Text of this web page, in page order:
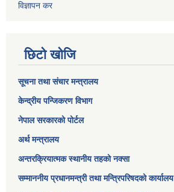
विज्ञापन कर
छिटो खोजि
सूचना तथा संचार मन्त्रालय
केन्द्रीय पन्जिकरण विभाग
नेपाल सरकारको पोर्टल
अर्थ मन्त्रालय
अन्तरक्रियात्मक स्थानीय तहको नक्सा
सम्माननीय प्रधानमन्त्री तथा मन्त्रिपरिषद‌को कार्यालय